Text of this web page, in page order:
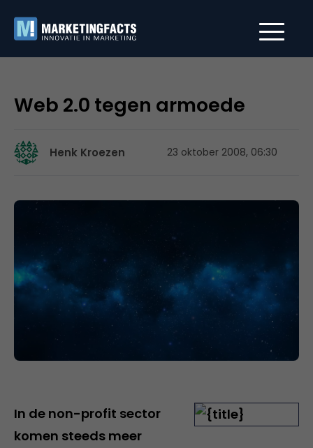
Web 2.0 tegen armoede
Henk Kroezen 23 oktober 2008, 06:30
In de non-profit sector
komen steeds meer